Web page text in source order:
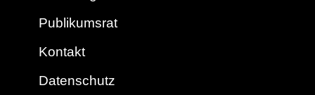
Publikumsrat
Kontakt
Datenschutz